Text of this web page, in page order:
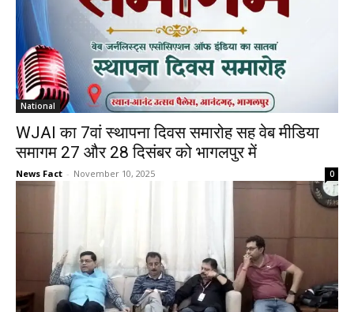
National
WJAI का 7वां स्थापना दिवस समारोह सह वेब मीडिया
समागम 27 और 28 दिसंबर को भागलपुर में
News Fact - November 10, 2025 0